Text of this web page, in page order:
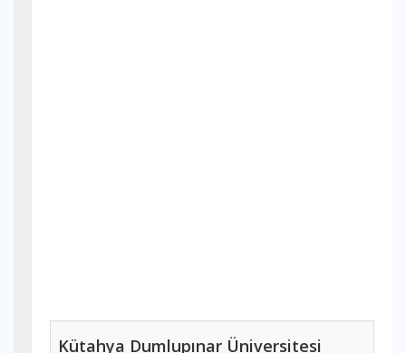
Kütahya Dumlupınar Üniversitesi